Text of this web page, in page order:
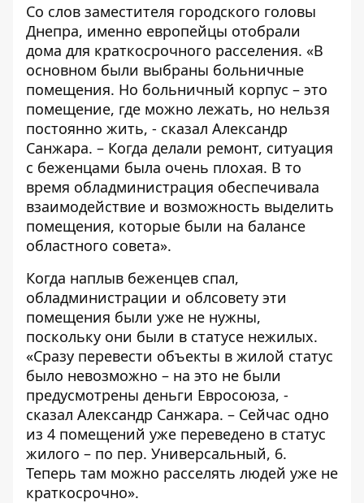
Со слов заместителя городского головы
Днепра, именно европейцы отобрали
дома для краткосрочного расселения. «В
основном были выбраны больничные
помещения. Но больничный корпус – это
помещение, где можно лежать, но нельзя
постоянно жить, - сказал Александр
Санжара. – Когда делали ремонт, ситуация
с беженцами была очень плохая. В то
время обладминистрация обеспечивала
взаимодействие и возможность выделить
помещения, которые были на балансе
областного совета».
Когда наплыв беженцев спал,
обладминистрации и облсовету эти
помещения были уже не нужны,
поскольку они были в статусе нежилых.
«Сразу перевести объекты в жилой статус
было невозможно – на это не были
предусмотрены деньги Евросоюза, -
сказал Александр Санжара. – Сейчас одно
из 4 помещений уже переведено в статус
жилого – по пер. Универсальный, 6.
Теперь там можно расселять людей уже не
краткосрочно».